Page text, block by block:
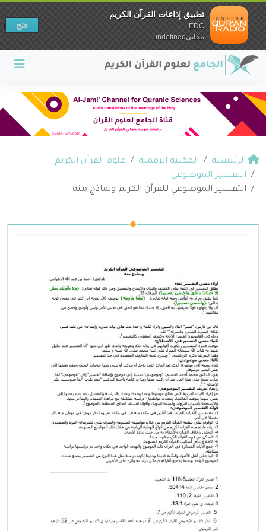
الرئيسية المكتبة الرقمية
علوم القرآن الكريم
التفسير الموضوعي
التفسير الموضوعي للقرآن الكريم ونماذج منه
تطبيق إذاعات القرآن الكريم
EDC
مجانيundefined
فتح